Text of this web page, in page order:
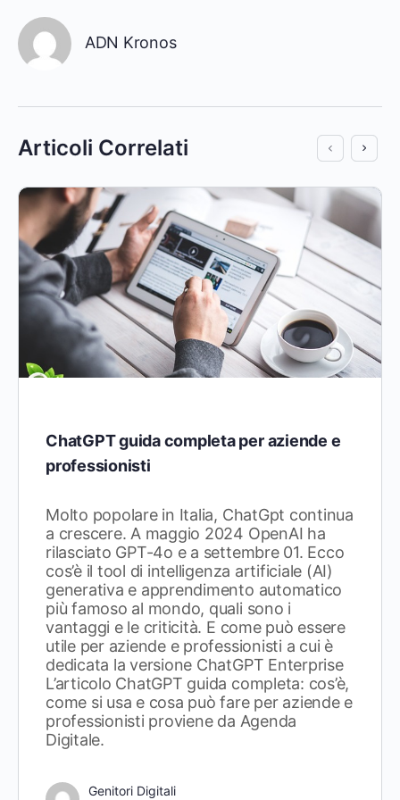
ADN Kronos
Articoli Correlati
ChatGPT guida completa per aziende e
professionisti
Molto popolare in Italia, ChatGpt continua
a crescere. A maggio 2024 OpenAI ha
rilasciato GPT-4o e a settembre 01. Ecco
cos’è il tool di intelligenza artificiale (AI)
generativa e apprendimento automatico
più famoso al mondo, quali sono i
vantaggi e le criticità. E come può essere
utile per aziende e professionisti a cui è
dedicata la versione ChatGPT Enterprise
L’articolo ChatGPT guida completa: cos’è,
come si usa e cosa può fare per aziende e
professionisti proviene da Agenda
Digitale.
Genitori Digitali